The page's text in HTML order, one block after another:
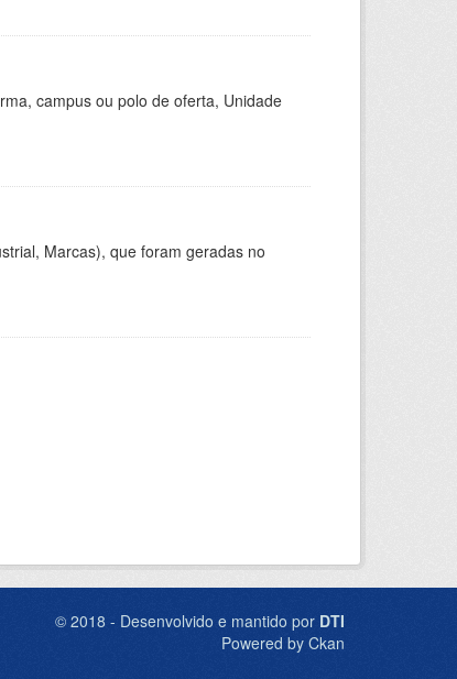
campus ou polo de oferta, Unidade
Marcas), que foram geradas no
© 2018 - Desenvolvido e mantido por DTI
Powered by Ckan